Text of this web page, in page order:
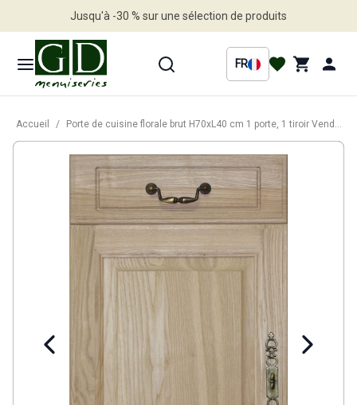
Jusqu'à -30 % sur une sélection de produits
FR
Accueil / Porte de cuisine florale brut H70xL40 cm 1 porte, 1 tiroir Vendu separement kit tiroir